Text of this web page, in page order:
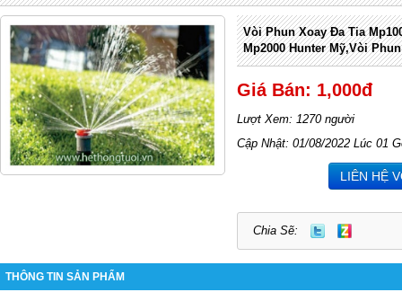
Vòi Phun Xoay Đa Tia
Mp2000 Hunter Mỹ,Vòi
Giá Bán: 1,000đ
Lượt Xem: 1270 người
Cập Nhật: 01/08/2022 Lúc 01
LIÊN HỆ
Chia Sẽ:
THÔNG TIN SẢN PHẨM